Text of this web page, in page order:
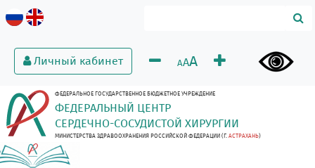
Личный кабинет AAA
ФЕДЕРАЛЬНОЕ ГОСУДАРСТВЕННОЕ БЮДЖЕТНОЕ УЧРЕЖДЕНИЕ
ФЕДЕРАЛЬНЫЙ ЦЕНТР
СЕРДЕЧНО-СОСУДИСТОЙ ХИРУРГИИ
МИНИСТЕРСТВА ЗДРАВООХРАНЕНИЯ РОССИЙСКОЙ ФЕДЕРАЦИИ (Г. АСТРАХАНЬ)